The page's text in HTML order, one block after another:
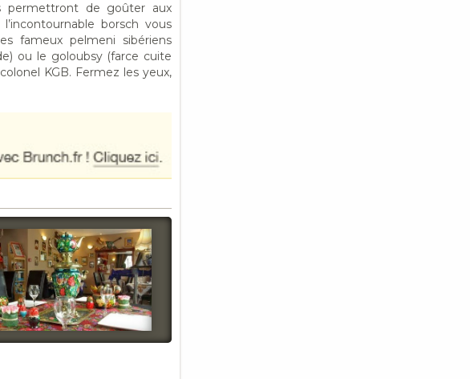
permettront de goûter aux
borsch vous
fameux pelmeni sibériens
ou le goloubsy (farce cuite
KGB. Fermez les yeux,